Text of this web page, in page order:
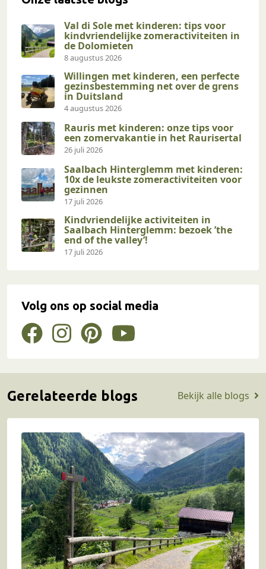
Val di Sole met kinderen: tips voor
kindvriendelijke zomeractiviteiten in
de Dolomieten
8 augustus 2026
Willingen met kinderen, een perfecte
gezinsbestemming net over de grens
in Duitsland
4 augustus 2026
Rauris met kinderen: onze tips voor
een zomervakantie in het Raurisertal
26 juli 2026
Saalbach Hinterglemm met kinderen:
10x de leukste zomeractiviteiten voor
gezinnen
17 juli 2026
Kindvriendelijke activiteiten in
Saalbach Hinterglemm: bezoek ’the
end of the valley’!
17 juli 2026
Volg ons op social media
Gerelateerde blogs Bekijk alle blogs